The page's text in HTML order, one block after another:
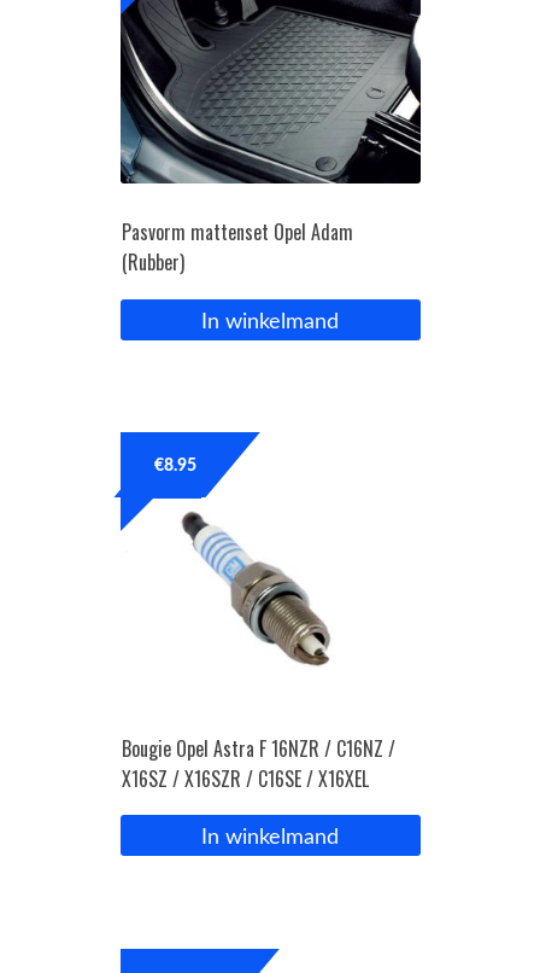
Pasvorm mattenset Opel Adam
(Rubber)
In winkelmand
Bougie Opel Astra F 16NZR / C16NZ /
X16SZ / X16SZR / C16SE / X16XEL
€8.95
In winkelmand